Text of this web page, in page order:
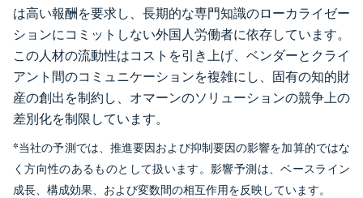
は高い報酬を要求し、長期的な専門知識のローカライゼー
ションにコミットしない外国人労働者に依存しています。
この人材の流動性はコストを引き上げ、ベンダーとクライ
アント間のコミュニケーションを複雑にし、固有の知的財
産の創出を制約し、オマーンのソリューションの競争上の
差別化を制限しています。
*当社の予測では、推進要因および抑制要因の影響を加算的ではな
く方向性のあるものとして扱います。影響予測は、ベースライン
成長、構成効果、および変数間の相互作用を反映しています。